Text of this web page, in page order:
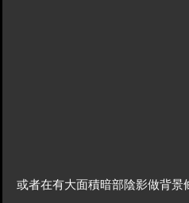
或者在有大面積暗部陰影做背景